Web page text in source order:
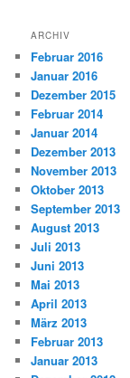
ARCHIV
Februar 2016
Januar 2016
Dezember 2015
Februar 2014
Januar 2014
Dezember 2013
November 2013
Oktober 2013
September 2013
August 2013
Juli 2013
Juni 2013
Mai 2013
April 2013
März 2013
Februar 2013
Januar 2013